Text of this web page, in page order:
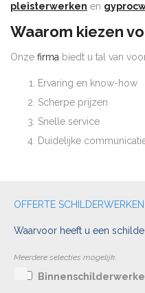
pleisterwerken en
Waarom kiezen
Onze firma biedt u tal van
Ervaring en know-how
Scherpe prijzen
Snelle service
Duidelijke
OFFERTE SCHILDERWERKEN
Waarvoor heeft u een
Meerdere selecties mogelijk.